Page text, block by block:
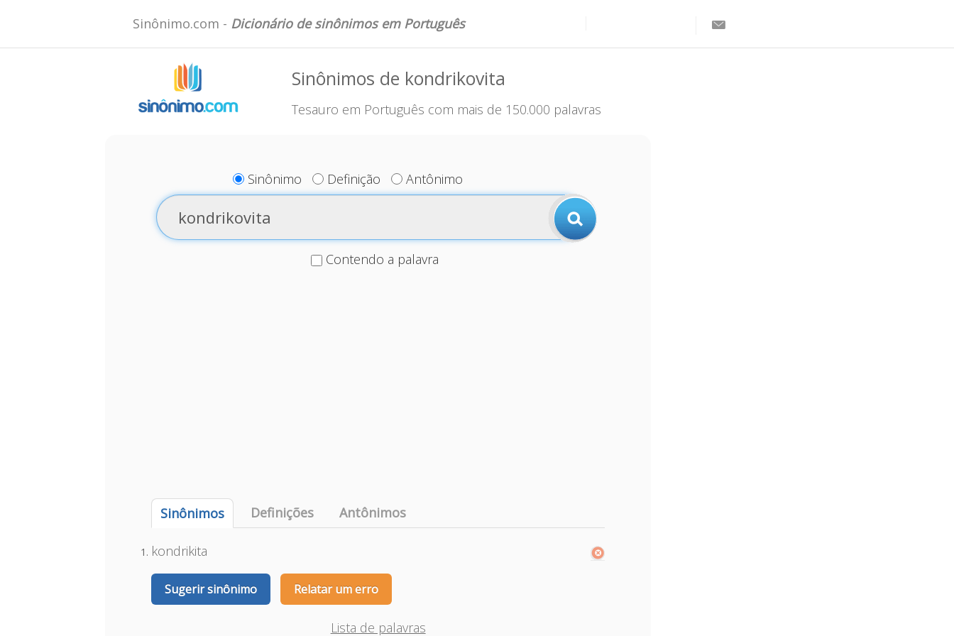
Sinônimo.com - Dicionário de sinônimos em Português
Sinônimos de kondrikovita
Tesauro em Português com mais de 150.000 palavras
Sinônimo Definição Antônimo
Contendo a palavra
Sinônimos Definições Antônimos
kondrikita
Sugerir sinônimo Relatar um erro
Lista de palavras